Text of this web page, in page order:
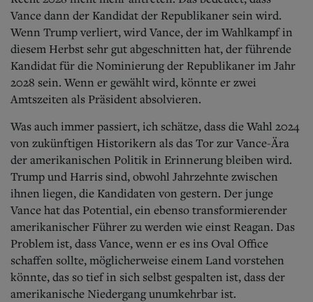
Vance dann der Kandidat der Republikaner sein wird.
Wenn Trump verliert, wird Vance, der im Wahlkampf in
diesem Herbst sehr gut abgeschnitten hat, der führende
Kandidat für die Nominierung der Republikaner im Jahr
2028 sein. Wenn er gewählt wird, könnte er zwei
Amtszeiten als Präsident absolvieren.
Was auch immer passiert, ich schätze, dass die Wahl 2024
von zukünftigen Historikern als das Tor zur Vance-Ära
der amerikanischen Politik in Erinnerung bleiben wird.
Trump und Harris sind, obwohl Jahrzehnte zwischen
ihnen liegen, die Kandidaten von gestern. Der junge
Vance hat das Potential, ein ebenso transformierender
amerikanischer Führer zu werden wie einst Reagan. Das
Problem ist, dass Vance, wenn er es ins Oval Office
schaffen sollte, möglicherweise einem Land vorstehen
könnte, das so tief in sich selbst gespalten ist, dass der
amerikanische Niedergang unumkehrbar ist.